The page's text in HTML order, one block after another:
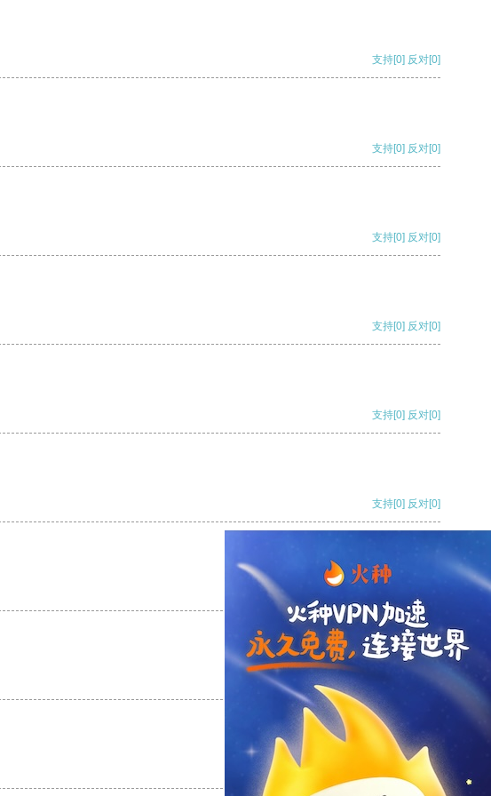
支持[0] 反对[0]
支持[0] 反对[0]
支持[0] 反对[0]
支持[0] 反对[0]
支持[0] 反对[0]
支持[0] 反对[0]
反对
反对[0]